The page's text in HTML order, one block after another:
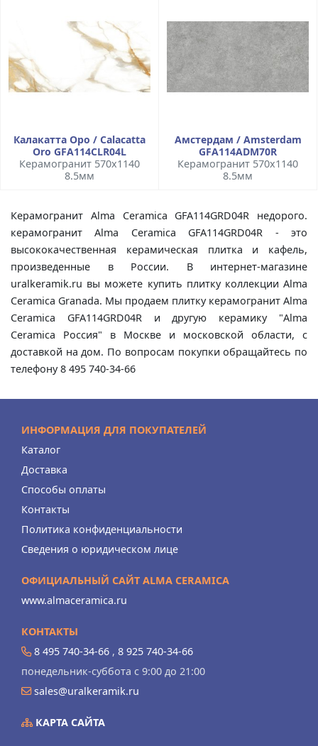
Калакатта Оро / Calacatta
Oro GFA114CLR04L
Керамогранит 570x1140
8.5мм
Амстердам / Amsterdam
GFA114ADM70R
Керамогранит 570x1140
8.5мм
Керамогранит Alma Ceramica GFA114GRD04R недорого.
керамогранит Alma Ceramica GFA114GRD04R - это
высококачественная керамическая плитка и кафель,
произведенные в России. В интернет-магазине
uralkeramik.ru вы можете купить плитку коллекции Alma
Ceramica Granada. Мы продаем плитку керамогранит Alma
Ceramica GFA114GRD04R и другую керамику "Alma
Ceramica Россия" в Москве и московской области, с
доставкой на дом. По вопросам покупки обращайтесь по
телефону 8 495 740-34-66
ИНФОРМАЦИЯ ДЛЯ ПОКУПАТЕЛЕЙ
Каталог
Доставка
Способы оплаты
Контакты
Политика конфиденциальности
Сведения о юридическом лице
ОФИЦИАЛЬНЫЙ САЙТ ALMA CERAMICA
www.almaceramica.ru
КОНТАКТЫ
8 495 740-34-66 , 8 925 740-34-66
понедельник-суббота с 9:00 до 21:00
sales@uralkeramik.ru
КАРТА САЙТА